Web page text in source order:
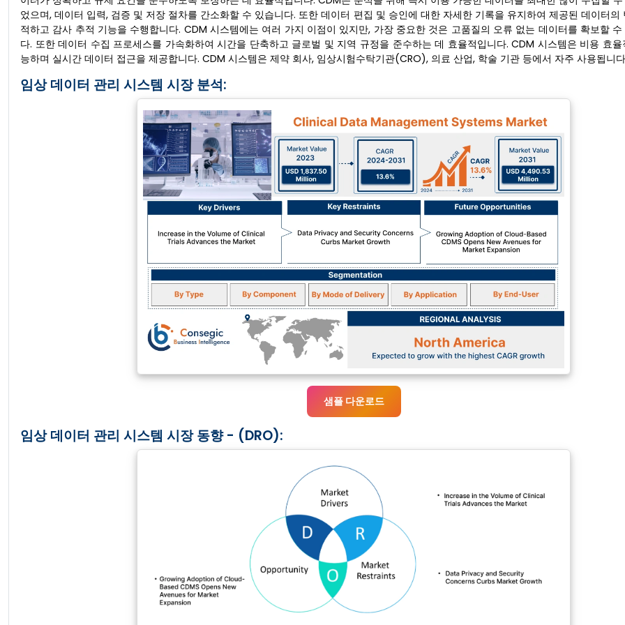
었으며, 데이터 입력, 검증 및 저장 절차를 간소화할 수 있습니다. 또한 데이터 편집 및 승인에 대한 자세한 기록을 유지하여 제공된 데이터의
적하고 감사 추적 기능을 수행합니다. CDM 시스템에는 여러 가지 이점이 있지만, 가장 중요한 것은 고품질의 오류 없는 데이터를 확보할
다. 또한 데이터 수집 프로세스를 가속화하여 시간을 단축하고 글로벌 및 지역 규정을 준수하는 데 효율적입니다. CDM 시스템은 비용 효
능하며 실시간 데이터 접근을 제공합니다. CDM 시스템은 제약 회사, 임상시험수탁기관(CRO), 의료 산업, 학술 기관 등에서 자주 사용됩니
임상 데이터 관리 시스템 시장 분석:
샘플 다운로드
임상 데이터 관리 시스템 시장 동향 - (DRO):